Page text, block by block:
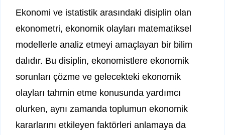
Ekonomi ve istatistik arasındaki disiplin olan
ekonometri, ekonomik olayları matematiksel
modellerle analiz etmeyi amaçlayan bir bilim
dalıdır. Bu disiplin, ekonomistlere ekonomik
sorunları çözme ve gelecekteki ekonomik
olayları tahmin etme konusunda yardımcı
olurken, aynı zamanda toplumun ekonomik
kararlarını etkileyen faktörleri anlamaya da